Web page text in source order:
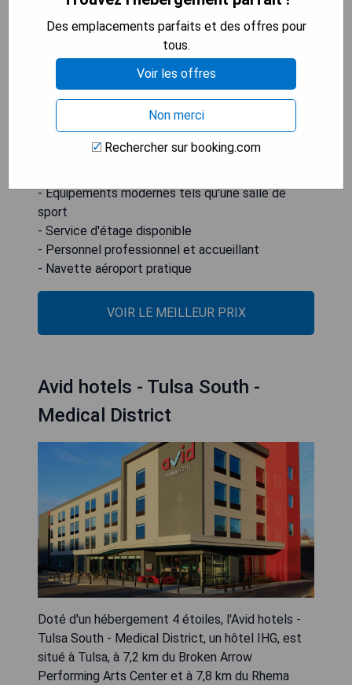
d'affaires ou se détendre au bar. L'université
d'État d'Oklahoma se trouve à 1,9 km du Tulsa
Club Hotel Curio Collection By Hilton tandis que le
stade Hurricane Soccer & Track est accessible à
3,5 km. L'aéroport le plus proche est celui de
Tulsa International situé à 11 km et
l'établissement propose un service de navette
aéroport payant.
- Équipements modernes tels qu'une salle de
sport
- Service d'étage disponible
- Personnel professionnel et accueillant
- Navette aéroport pratique
VOIR LE MEILLEUR PRIX
Avid hotels - Tulsa South -
Medical District
Doté d'un hébergement 4 étoiles, l'Avid hotels -
Tulsa South - Medical District, un hôtel IHG, est
situé à Tulsa, à 7,2 km du Broken Arrow
Performing Arts Center et à 7,8 km du Rhema
Des emplacements parfaits et des offres pour
tous.
Voir les offres
Non merci
Rechercher sur booking.com